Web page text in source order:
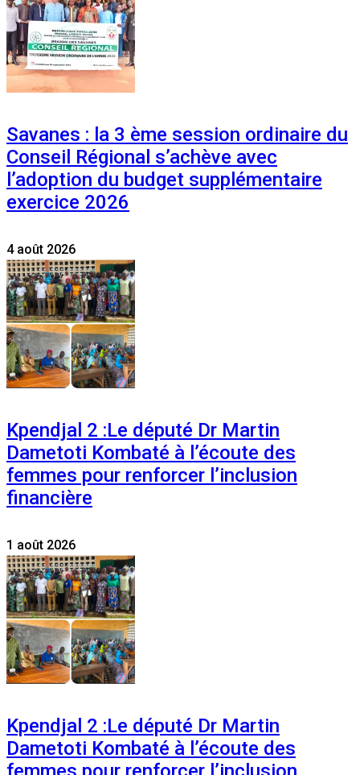
Savanes : la 3 ème session ordinaire du
Conseil Régional s’achève avec
l’adoption du budget supplémentaire
exercice 2026
4 août 2026
Kpendjal 2 :Le député Dr Martin
Dametoti Kombaté à l’écoute des
femmes pour renforcer l’inclusion
financière
1 août 2026
Kpendjal 2 :Le député Dr Martin
Dametoti Kombaté à l’écoute des